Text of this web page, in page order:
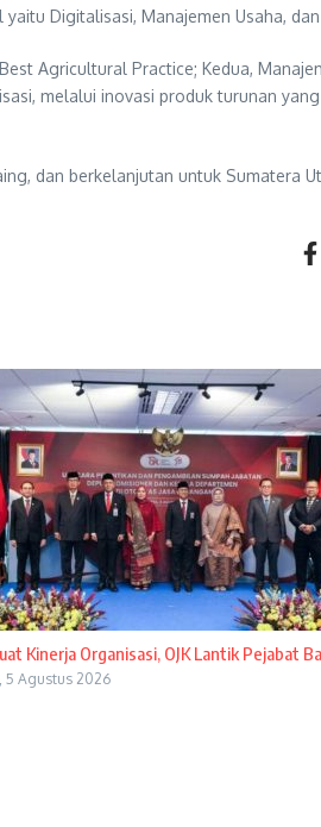
Digitalisasi, Manajemen Usaha,
Agricultural Practice; Kedua,
melalui inovasi produk turunan
dan berkelanjutan untuk Sumatera
Kinerja Organisasi, OJK Lantik Pejabat
5 Agustus 2026